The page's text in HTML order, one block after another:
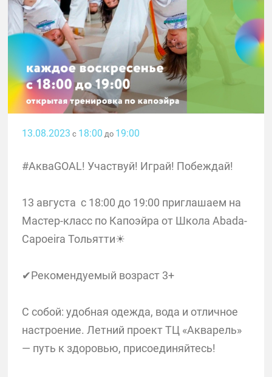
13.08.2023 с 18:00 до 19:00
#АкваGOAL! Участвуй! Играй! Побеждай!
13 августа с 18:00 до 19:00 приглашаем на
Мастер-класс по Капоэйра от Школа Abada-
Capoeira Тольятти☀
✔Рекомендуемый возраст 3+
С собой: удобная одежда, вода и отличное
настроение. Летний проект ТЦ «Акварель»
— путь к здоровью, присоединяйтесь!